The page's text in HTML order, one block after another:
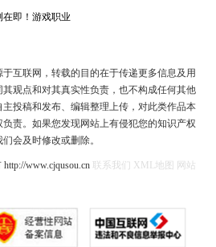
即！游戏职业
互联网，转载的目的在于传递更多信息及用
观点和对其真实性负责，也不构成任何其他
投稿和发布、编辑整理上传，对此类作品本
责。如果您发现网站上有侵犯您的知识产权
会及时修改或删除。
www.cjqusou.cn 联系我们 XML地图
网站